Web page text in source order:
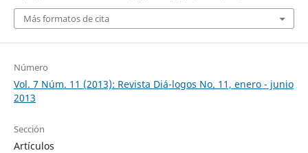
Más formatos de cita
Número
Vol. 7 Núm. 11 (2013): Revista Diá-logos No. 11, enero - junio
2013
Sección
Artículos